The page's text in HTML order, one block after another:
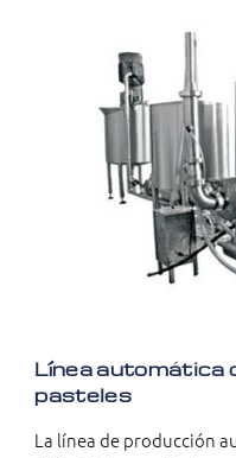
Línea automática
pasteles
La línea de producción